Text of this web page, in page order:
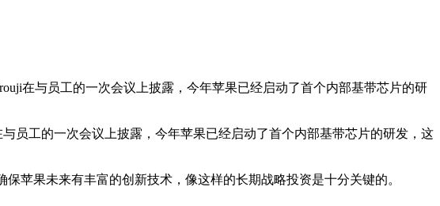
在与员工的一次会议上披露，今年苹果已经启动了首个内部基带芯片的研
工的一次会议上披露，今年苹果已经启动了首个内部基带芯片的研发，这
果未来有丰富的创新技术，像这样的长期战略投资是十分关键的。